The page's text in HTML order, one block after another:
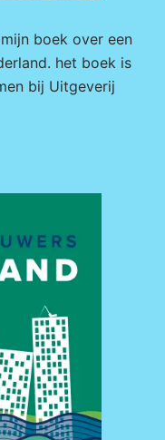
boek over een
het boek is
bij Uitgeverij